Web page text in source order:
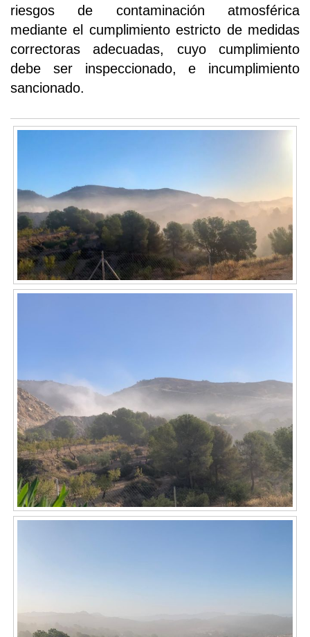
riesgos de contaminación atmosférica
mediante el cumplimiento estricto de medidas
correctoras adecuadas, cuyo cumplimiento
debe ser inspeccionado, e incumplimiento
sancionado.